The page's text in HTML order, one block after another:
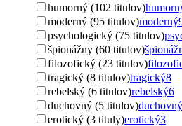
humorný (102 titulov)
moderný (95 titulov)moderný
psychologický (75 titulov)
špionážny (60 titulov)
filozofický (23 titulov)
tragický (8 titulov)tragický8
rebelský (6 titulov)rebelský6
duchovný (5 titulov)duchovný
erotický (3 tituly)erotický3